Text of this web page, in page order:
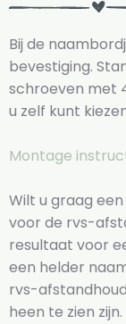
Bij de
bevestiging.
schroeven met
u zelf kunt
Montage
Wilt u graag
voor de rvs-
resultaat voor
een helder
rvs-
heen te zien zijn.